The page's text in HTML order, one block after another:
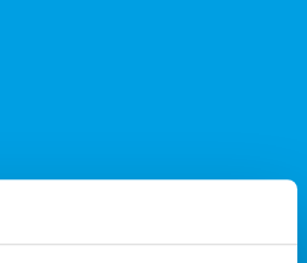
GEVONDEN